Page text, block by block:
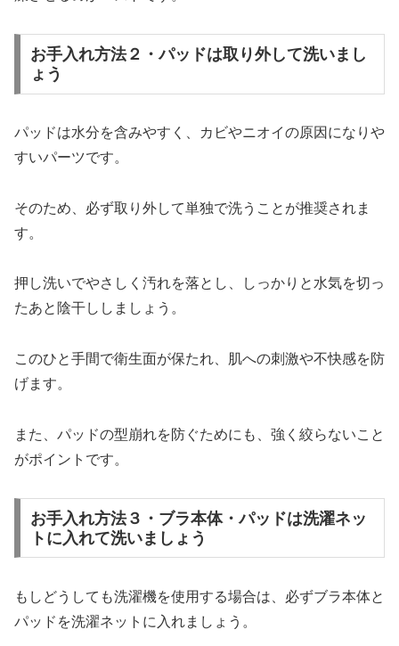
お手入れ方法２・パッドは取り外して洗いまし
ょう
パッドは水分を含みやすく、カビやニオイの原因になりや
すいパーツです。
そのため、必ず取り外して単独で洗うことが推奨されま
す。
押し洗いでやさしく汚れを落とし、しっかりと水気を切っ
たあと陰干ししましょう。
このひと手間で衛生面が保たれ、肌への刺激や不快感を防
げます。
また、パッドの型崩れを防ぐためにも、強く絞らないこと
がポイントです。
お手入れ方法３・ブラ本体・パッドは洗濯ネッ
トに入れて洗いましょう
もしどうしても洗濯機を使用する場合は、必ずブラ本体と
パッドを洗濯ネットに入れましょう。